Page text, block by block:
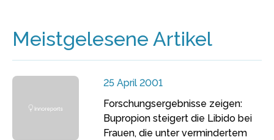
Meistgelesene Artikel
25 April 2001
Forschungsergebnisse zeigen:
Bupropion steigert die Libido bei
Frauen, die unter vermindertem